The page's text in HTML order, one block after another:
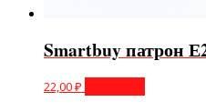
Smartbuy патрон
22,00₽